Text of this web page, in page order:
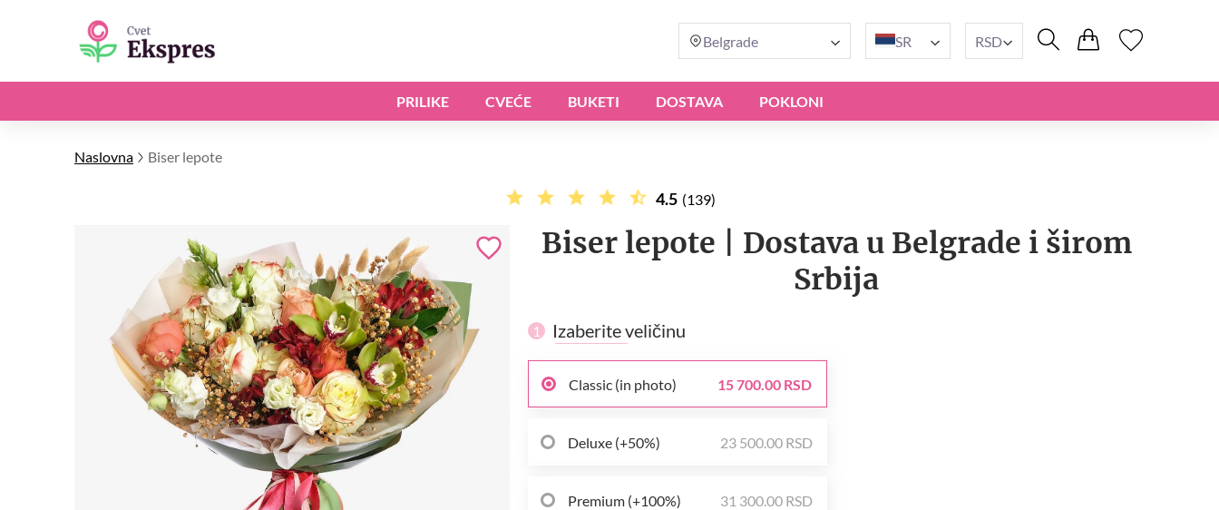
Belgrade SR RSD
PRILIKE CVEĆE BUKETI DOSTAVA POKLONI
Naslovna Biser lepote
4.5 (139)
Biser lepote | Dostava u Belgrade i širom
Srbija
1 Izaberite veličinu
Classic (in photo) 15 700.00 RSD
Deluxe (+50%) 23 500.00 RSD
Premium (+100%) 31 300.00 RSD